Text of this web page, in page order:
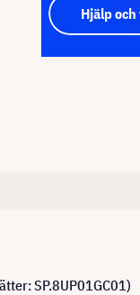
Hjälp
SP.8UP01GC01)